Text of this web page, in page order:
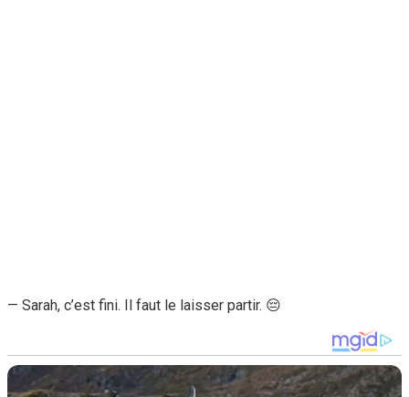
— Sarah, c’est fini. Il faut le laisser partir. 😔